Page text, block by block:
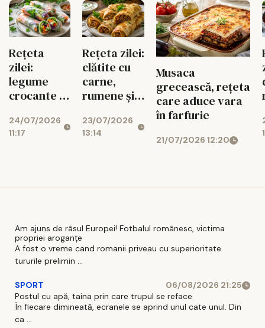
Rețeta
zilei:
legume
crocante în
gata rapid
24/07/2026
11:17
Rețeta zilei:
clătite cu
carne,
rumene și
23/07/2026
13:14
Musaca
grecească, rețeta
care aduce vara
în farfurie
21/07/2026 12:20
Am ajuns de râsul Europei! Fotbalul românesc, victima
propriei aroganțe
A fost o vreme cand romanii priveau cu superioritate
tururile prelimin ...
SPORT
06/08/2026 21:25
Postul cu apă, taina prin care trupul se reface
În fiecare dimineată, ecranele se aprind unul cate unul. Din
ca ...